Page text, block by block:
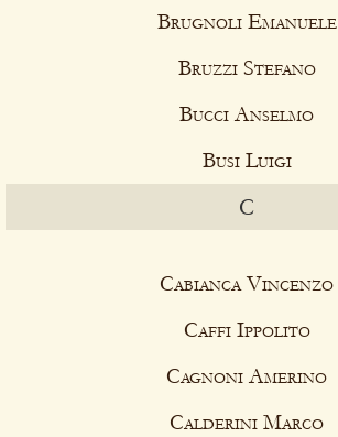
Brugnoli Emanuele
Bruzzi Stefano
Bucci Anselmo
Busi Luigi
C
Cabianca Vincenzo
Caffi Ippolito
Cagnoni Amerino
Calderini Marco